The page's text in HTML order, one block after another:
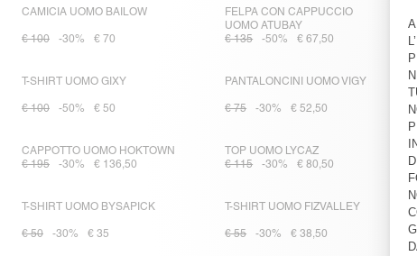
CAMICIA UOMO BAILOW
€ 100 -30% € 70
FELPA CON CAPPUCCIO
UOMO ATUBAY
€ 135
-50% € 67,50
T-SHIRT UOMO GIXY
€ 100 -50% € 50
PANTALONCINI UOMO VIGY
€ 75 -30% € 52,50
CAPPOTTO UOMO HOKTOWN
€ 195
-30% € 136,50
TOP UOMO LYCAZ
€ 115
-30% € 80,50
T-SHIRT UOMO BYSAPICK
€ 50 -30% € 35
T-SHIRT UOMO FIZVALLEY
€ 55 -30% € 38,50